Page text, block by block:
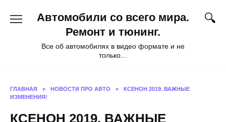
Автомобили со всего мира.
Ремонт и тюнинг.
Все об автомобилях в видео формате и не
только…
ГЛАВНАЯ » НОВОСТИ ПРО АВТО »
КСЕНОН 2019. ВАЖНЫЕ
ИЗМЕНЕНИЯ!
КСЕНОН 2019. ВАЖНЫЕ